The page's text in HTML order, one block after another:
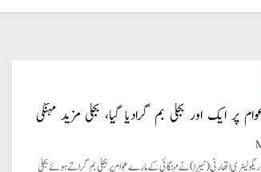
پر ایک اور بجلی بم گرادیا گیا، بجلی مزید مہنگی
اتھارٹی (نیپرا) نے مہنگائی کے مارے عوام پر بجلی بم گراتے ہوئے بجلی